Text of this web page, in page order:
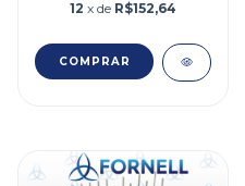
12 x de R$152,64